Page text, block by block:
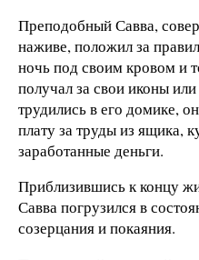
Преподобный Савва,
наживе, положил за
ночь под своим кровом и
получал за свои иконы
трудились в его домике,
плату за труды из ящика,
заработанные деньги.
Приблизившись к концу
Савва погрузился в
созерцания и покаяния.